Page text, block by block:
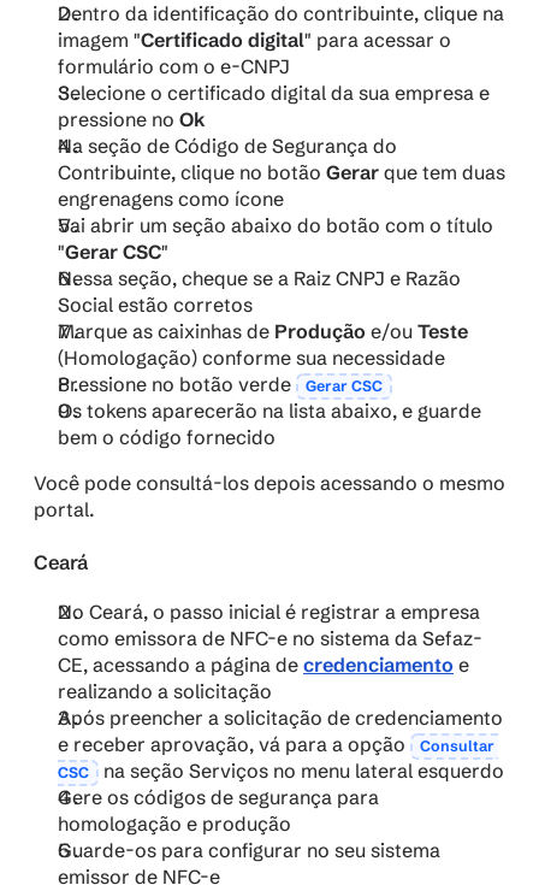
Dentro da identificação do contribuinte, clique na
imagem "Certificado digital" para acessar o
formulário com o e-CNPJ
Selecione o certificado digital da sua empresa e
pressione no Ok
Na seção de Código de Segurança do
Contribuinte, clique no botão Gerar que tem duas
engrenagens como ícone
Vai abrir um seção abaixo do botão com o título
"Gerar CSC"
Nessa seção, cheque se a Raiz CNPJ e Razão
Social estão corretos
Marque as caixinhas de Produção e/ou Teste
(Homologação) conforme sua necessidade
Pressione no botão verde
Gerar CSC
Os tokens aparecerão na lista abaixo, e guarde
bem o código fornecido
Você pode consultá-los depois acessando o mesmo
portal.
Ceará
No Ceará, o passo inicial é registrar a empresa
como emissora de NFC-e no sistema da Sefaz-
CE, acessando a página de credenciamento e
realizando a solicitação
Após preencher a solicitação de credenciamento
e receber aprovação, vá para a opção
Consultar
CSC
na seção Serviços no menu lateral esquerdo​
Gere os códigos de segurança para
homologação e produção
Guarde-os para configurar no seu sistema
emissor de NFC-e